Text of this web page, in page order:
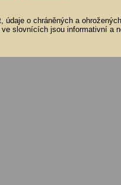
údaje o chráněných a ohrožených
slovnících jsou informativní a